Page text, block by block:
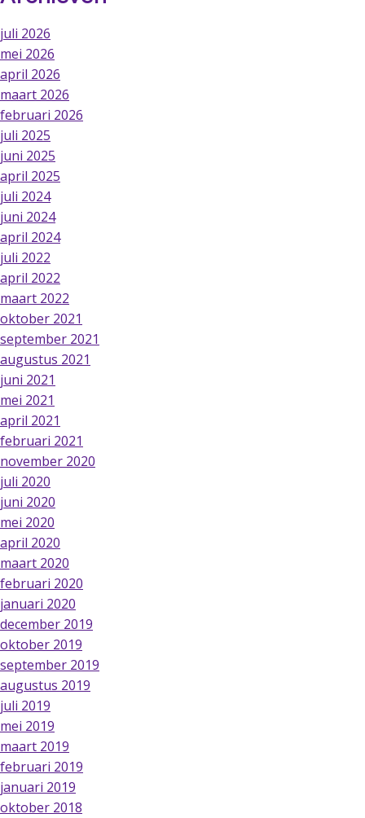
juli 2026
mei 2026
april 2026
maart 2026
februari 2026
juli 2025
juni 2025
april 2025
juli 2024
juni 2024
april 2024
juli 2022
april 2022
maart 2022
oktober 2021
september 2021
augustus 2021
juni 2021
mei 2021
april 2021
februari 2021
november 2020
juli 2020
juni 2020
mei 2020
april 2020
maart 2020
februari 2020
januari 2020
december 2019
oktober 2019
september 2019
augustus 2019
juli 2019
mei 2019
maart 2019
februari 2019
januari 2019
oktober 2018